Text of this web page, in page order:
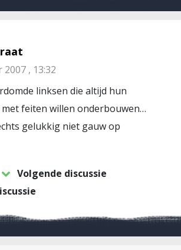
, 13:32
linksen die altijd hun
feiten willen onderbouwen…
gelukkig niet gauw op
Volgende discussie